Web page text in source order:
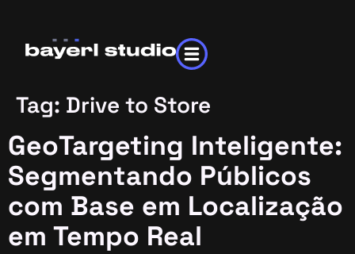
Tag: Drive to Store
GeoTargeting Inteligente:
Segmentando Públicos
com Base em Localização
em Tempo Real